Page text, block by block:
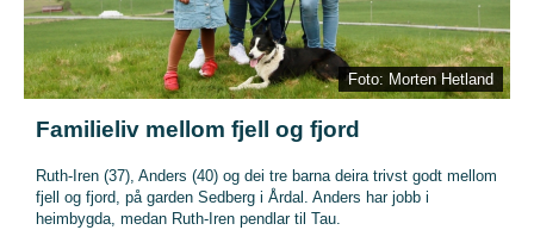
Foto: Morten Hetland
Familieliv mellom fjell og fjord
Ruth-Iren (37), Anders (40) og dei tre barna deira trivst godt mellom
fjell og fjord, på garden Sedberg i Årdal. Anders har jobb i
heimbygda, medan Ruth-Iren pendlar til Tau.